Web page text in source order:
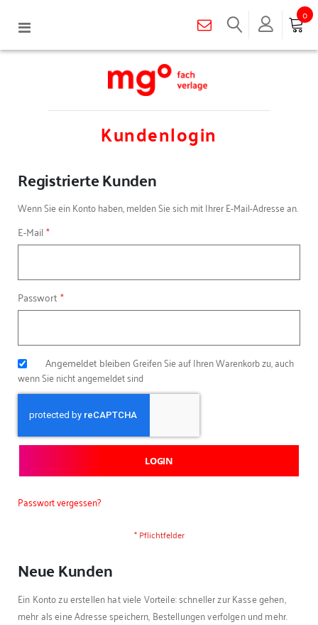
Navigation
0
Kundenlogin
Registrierte Kunden
Wenn Sie ein Konto haben, melden Sie sich mit Ihrer E-Mail-Adresse an.
E-Mail
Passwort
Angemeldet bleiben Greifen Sie auf Ihren Warenkorb zu, auch
wenn Sie nicht angemeldet sind
LOGIN
Passwort vergessen?
Neue Kunden
Ein Konto zu erstellen hat viele Vorteile: schneller zur Kasse gehen,
mehr als eine Adresse speichern, Bestellungen verfolgen und mehr.